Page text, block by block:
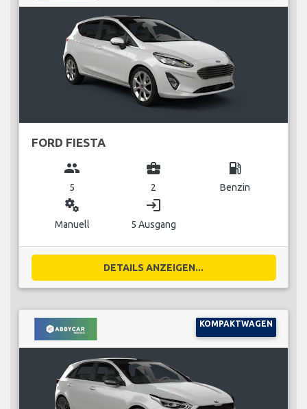
FORD FIESTA
group
5
business_center
2
local_gas_station
Benzin
miscellaneous_services
Manuell
login
5 Ausgang
DETAILS ANZEIGEN...
KOMPAKTWAGEN